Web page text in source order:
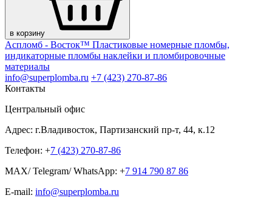
в корзину
Аспломб - Восток™ Пластиковые номерные пломбы,
индикаторные пломбы наклейки и пломбировочные
материалы
info@superplomba.ru +7 (423) 270-87-86
Контакты
Центральный офис
Адрес: г.Владивосток, Партизанский пр-т, 44, к.12
Телефон: +7 (423) 270-87-86
MAX/ Telegram/ WhatsApp: +7 914 790 87 86
E-mail: info@superplomba.ru